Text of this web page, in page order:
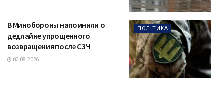
ПОЛІТИКА
В Минобороны напомнили о
дедлайне упрощенного
возвращения после СЗЧ
03.08.2026